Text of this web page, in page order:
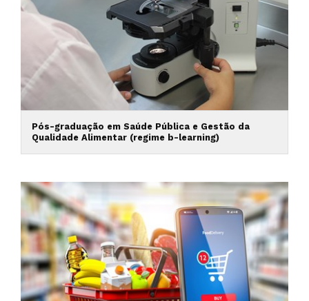
Pós-graduação em Saúde Pública e Gestão da
Qualidade Alimentar (regime b-learning)